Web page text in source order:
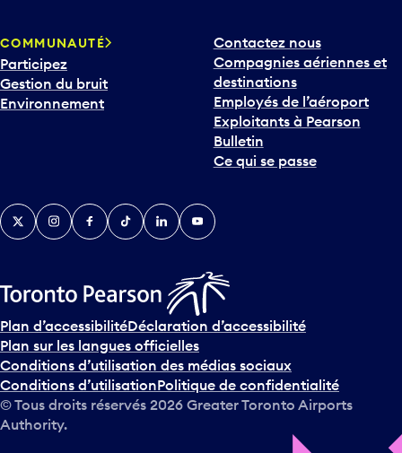
COMMUNAUTÉ
Participez
Gestion du bruit
Environnement
Contactez nous
Compagnies aériennes et
destinations
Employés de l’aéroport
Exploitants à Pearson
Bulletin
Ce qui se passe
TwitterInstagramFacebook
TikTokLinkedInYouTube
Plan d’accessibilitéDéclaration d’accessibilité
Plan sur les langues officielles
Conditions d’utilisation des médias sociaux
Conditions d’utilisationPolitique de confidentialité
© Tous droits réservés 2026 Greater Toronto Airports
Authority.